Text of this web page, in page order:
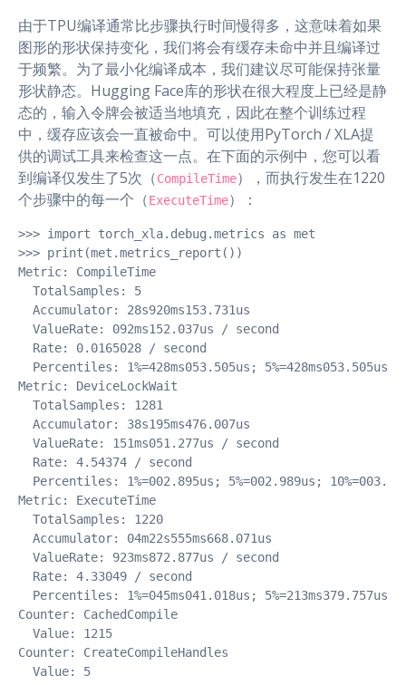
由于TPU编译通常比步骤执行时间慢得多，这意味着如果
图形的形状保持变化，我们将会有缓存未命中并且编译过
于频繁。为了最小化编译成本，我们建议尽可能保持张量
形状静态。Hugging Face库的形状在很大程度上已经是静
态的，输入令牌会被适当地填充，因此在整个训练过程
中，缓存应该会一直被命中。可以使用PyTorch / XLA提
供的调试工具来检查这一点。在下面的示例中，您可以看
到编译仅发生了5次（CompileTime），而执行发生在1220
个步骤中的每一个（ExecuteTime）：
>>> import torch_xla.debug.metrics as met
>>> print(met.metrics_report())
Metric: CompileTime
  TotalSamples: 5
  Accumulator: 28s920ms153.731us
  ValueRate: 092ms152.037us / second
  Rate: 0.0165028 / second
Percentiles: 1%=428ms053.505us;
Metric: DeviceLockWait
  TotalSamples: 1281
  Accumulator: 38s195ms476.007us
  ValueRate: 151ms051.277us / second
  Rate: 4.54374 / second
Percentiles: 1%=002.895us; 5%=002.989us;
Metric: ExecuteTime
  TotalSamples: 1220
  Accumulator: 04m22s555ms668.071us
  ValueRate: 923ms872.877us / second
  Rate: 4.33049 / second
Percentiles: 1%=045ms041.018us;
Counter: CachedCompile
  Value: 1215
Counter: CreateCompileHandles
  Value: 5